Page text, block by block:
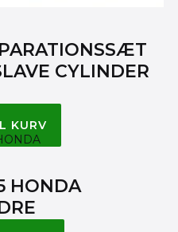
CYLINDER
KURV
HONDA